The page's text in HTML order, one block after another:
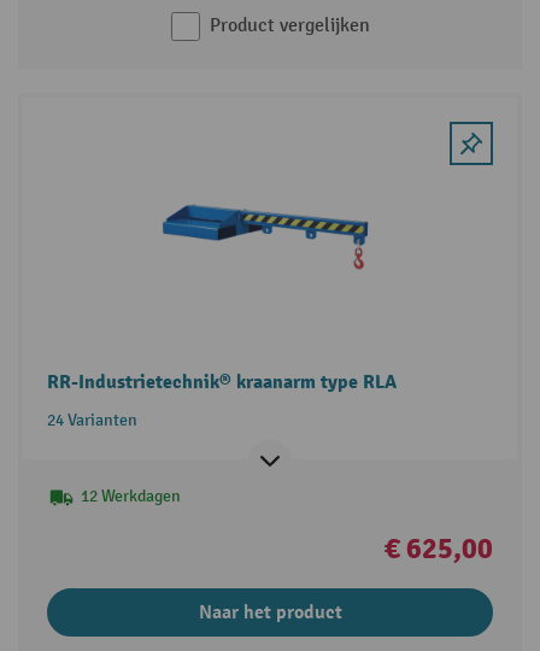
Product vergelijken
RR-Industrietechnik® kraanarm type RLA
24 Varianten
12 Werkdagen
€ 625,00
Naar het product